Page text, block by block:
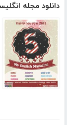
دانلود مجله